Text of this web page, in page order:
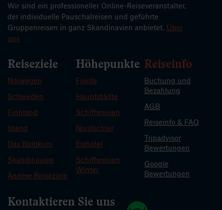
Wir sind ein professioneller Online-Reiseveranstalter,
der individuelle Pauschalreisen und geführte
Gruppenreisen in ganz Skandinavien anbietet. Über
uns
Kontaktieren Sie uns
Reiseziele
Norwegen
Schweden
Finnland
Island
Das Baltikum
Skandinavien
Andere Reiseziele
Höhepunkte
Fjorde
Hauptstädte
Schiffsreisen
Nordlichter
Eishotel
Schiffsreisen
Winter
Reiseinfo
Buchung und
Bezahlung
AGB
Reiseinfo & FAQ
Tripadvisor
Bewertungen
Google
Bewertungen